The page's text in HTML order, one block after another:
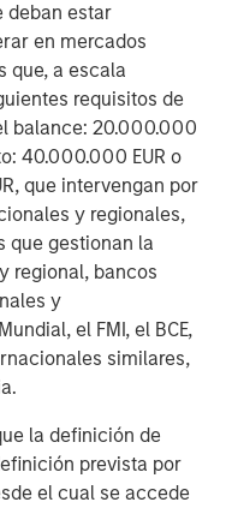
deban estar
en mercados
que, a escala
requisitos de
balance: 20.000.000
40.000.000 EUR o
que intervengan por
y regionales,
que gestionan la
regional, bancos
y
el FMI, el BCE,
similares,
la definición de
prevista por
el cual se accede
en materia
riesgos latentes.
Por un lado, la
reduce la barrera
campañas de phishing
de
a escala y la
con mayor
las defensas
forma significativa el
a las
que las
de infracciones
6. Sin embargo, a
deben considerar